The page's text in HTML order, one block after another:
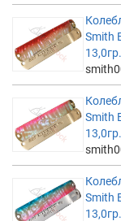
Smith
Smith
Smith